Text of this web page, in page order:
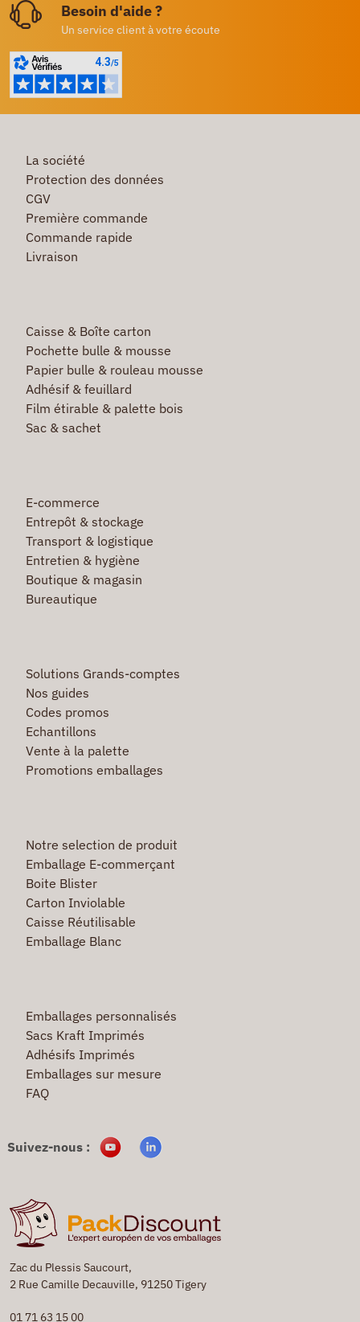
Besoin d'aide ?
Un service client à votre écoute
Zac du Plessis Saucourt,
2 Rue Camille Decauville, 91250 Tigery
01 71 63 15 00
La société
Protection des données
CGV
Première commande
Commande rapide
Livraison
Caisse & Boîte carton
Pochette bulle & mousse
Papier bulle & rouleau mousse
Adhésif & feuillard
Film étirable & palette bois
Sac & sachet
E-commerce
Entrepôt & stockage
Transport & logistique
Entretien & hygiène
Boutique & magasin
Bureautique
Solutions Grands-comptes
Nos guides
Codes promos
Echantillons
Vente à la palette
Promotions emballages
Notre selection de produit
Emballage E-commerçant
Boite Blister
Carton Inviolable
Caisse Réutilisable
Emballage Blanc
Emballages personnalisés
Sacs Kraft Imprimés
Adhésifs Imprimés
Emballages sur mesure
FAQ
Suivez-nous :